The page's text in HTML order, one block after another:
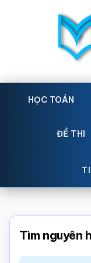
Sách
Toán
toán
Học
toán,
giáo
Toán,
trắc
HỌC TOÁN
ĐỀ THI
Tìm nguyên